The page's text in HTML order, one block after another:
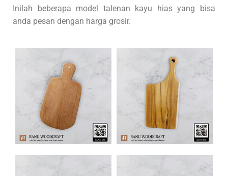
Inilah beberapa model talenan kayu hias yang bisa
anda pesan dengan harga grosir.